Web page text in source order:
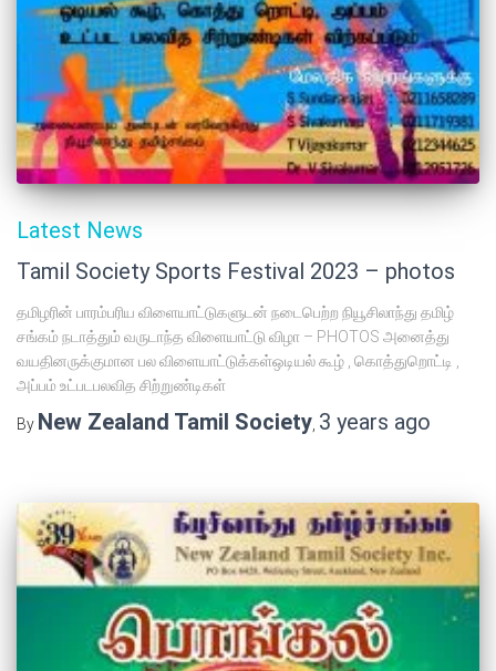
Latest News
Tamil Society Sports Festival 2023 – photos
தமிழரின் பாரம்பரிய விளையாட்டுகளுடன் நடைபெற்ற நியூசிலாந்து தமிழ்
சங்கம் நடாத்தும் வருடாந்த விளையாட்டு விழா – PHOTOS அனைத்து
வயதினருக்குமான பல விளையாட்டுக்கள்ஒடியல் கூழ் , கொத்துறொட்டி ,
அப்பம் உட்படபலவித சிற்றுண்டிகள்
By New Zealand Tamil Society 3 years ago